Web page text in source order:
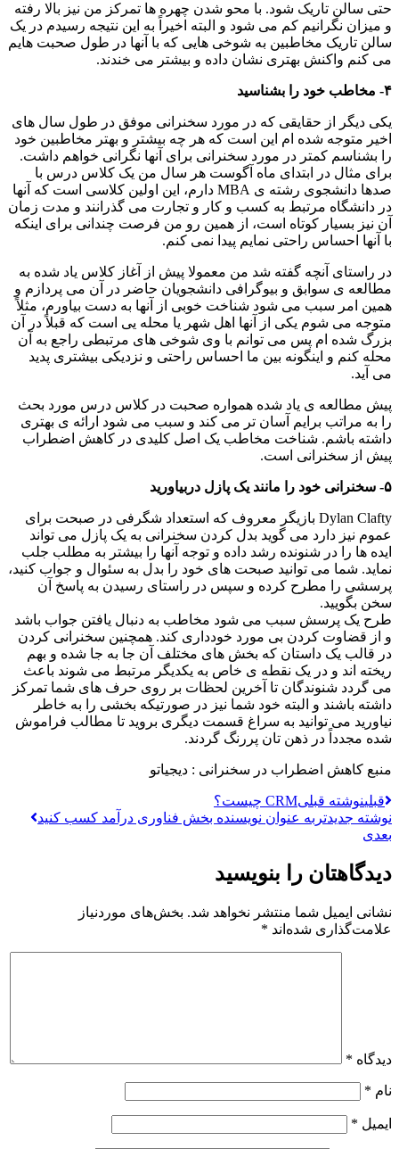
حتی سالن تاریک شود. با محو شدن چهره ها تمرکز من نیز بالا رفته
و میزان نگرانیم کم می شود و البته اخیراً به این نتیجه رسیدم در یک
سالن تاریک مخاطبین به شوخی هایی که با آنها در طول صحبت هایم
می کنم واکنش بهتری نشان داده و بیشتر می خندند.
۴- مخاطب خود را بشناسید
یکی دیگر از حقایقی که در مورد سخنرانی موفق در طول سال های
اخیر متوجه شده ام این است که هر چه بیشتر و بهتر مخاطبین خود
را بشناسم کمتر در مورد سخنرانی برای آنها نگرانی خواهم داشت.
برای مثال در ابتدای ماه آگوست هر سال من یک کلاس درس با
صدها دانشجوی رشته ی MBA دارم، این اولین کلاسی است که آنها
در دانشگاه مرتبط به کسب و کار و تجارت می گذرانند و مدت زمان
آن نیز بسیار کوتاه است، از همین رو من فرصت چندانی برای اینکه
با آنها احساس راحتی نمایم پیدا نمی کنم.
در راستای آنچه گفته شد من معمولا پیش از آغاز کلاس یاد شده به
مطالعه ی سوابق و بیوگرافی دانشجویان حاضر در آن می پردازم و
همین امر سبب می شود شناخت خوبی از آنها به دست بیاورم، مثلاً
متوجه می شوم یکی از آنها اهل شهر یا محله یی است که قبلاً در آن
بزرگ شده ام پس می توانم با وی شوخی های مرتبطی راجع به آن
محله کنم و اینگونه بین ما احساس راحتی و نزدیکی بیشتری پدید
می آید.
پیش مطالعه ی یاد شده همواره صحبت در کلاس درس مورد بحث
را به مراتب برایم آسان تر می کند و سبب می شود ارائه ی بهتری
داشته باشم. شناخت مخاطب یک اصل کلیدی در کاهش اضطراب
پیش از سخنرانی است.
۵- سخنرانی خود را مانند یک پازل دربیاورید
Dylan Clafty بازیگر معروف که استعداد شگرفی در صبحت برای
عموم نیز دارد می گوید بدل کردن سخنرانی به یک پازل می تواند
ایده ها را در شنونده رشد داده و توجه آنها را بیشتر به مطلب جلب
نماید. شما می توانید صبحت های خود را بدل به سئوال و جواب کنید،
پرسشی را مطرح کرده و سپس در راستای رسیدن به پاسخ آن
سخن بگویید.
طرح یک پرسش سبب می شود مخاطب به دنبال یافتن جواب باشد
و از قضاوت کردن بی مورد خودداری کند. همچنین سخنرانی کردن
در قالب یک داستان که بخش های مختلف آن جا به جا شده و بهم
ریخته اند و در یک نقطه ی خاص به یکدیگر مرتبط می شوند باعث
می گردد شنوندگان تا آخرین لحظات بر روی حرف های شما تمرکز
داشته باشند و البته خود شما نیز در صورتیکه بخشی را به خاطر
نیاورید می توانید به سراغ قسمت دیگری بروید تا مطالب فراموش
شده مجدداً در ذهن تان پررنگ گردند.
منبع کاهش اضطراب در سخنرانی : دیجیاتو
قبلینوشته قبلیCRM چیست؟
نوشته جدیدتر به عنوان نویسنده بخش فناوری درآمد کسب کنید
بعدی
دیدگاهتان را بنویسید
نشانی ایمیل شما منتشر نخواهد شد. بخش‌های موردنیاز
علامت‌گذاری شده‌اند *
دیدگاه *
نام *
ایمیل *